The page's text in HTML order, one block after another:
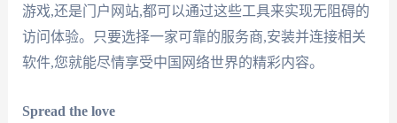
游戏,还是门户网站,都可以通过这些工具来实现无阻碍的
访问体验。只要选择一家可靠的服务商,安装并连接相关
软件,您就能尽情享受中国网络世界的精彩内容。
Spread the love